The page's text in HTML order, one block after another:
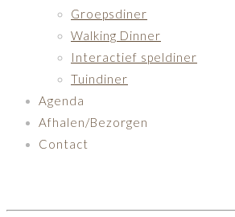
Groepsdiner
Walking Dinner
Interactief speldiner
Tuindiner
Agenda
Afhalen/Bezorgen
Contact